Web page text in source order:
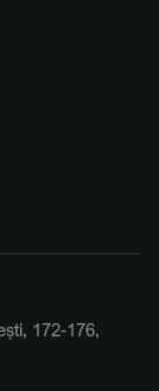
172-176,